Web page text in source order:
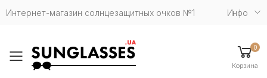
Интернет-магазин солнцезащитных очков №1 Инфо
Toggle mobile menu
0
Корзина